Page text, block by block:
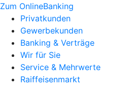
Zum OnlineBanking
Privatkunden
Gewerbekunden
Banking & Verträge
Wir für Sie
Service & Mehrwerte
Raiffeisenmarkt